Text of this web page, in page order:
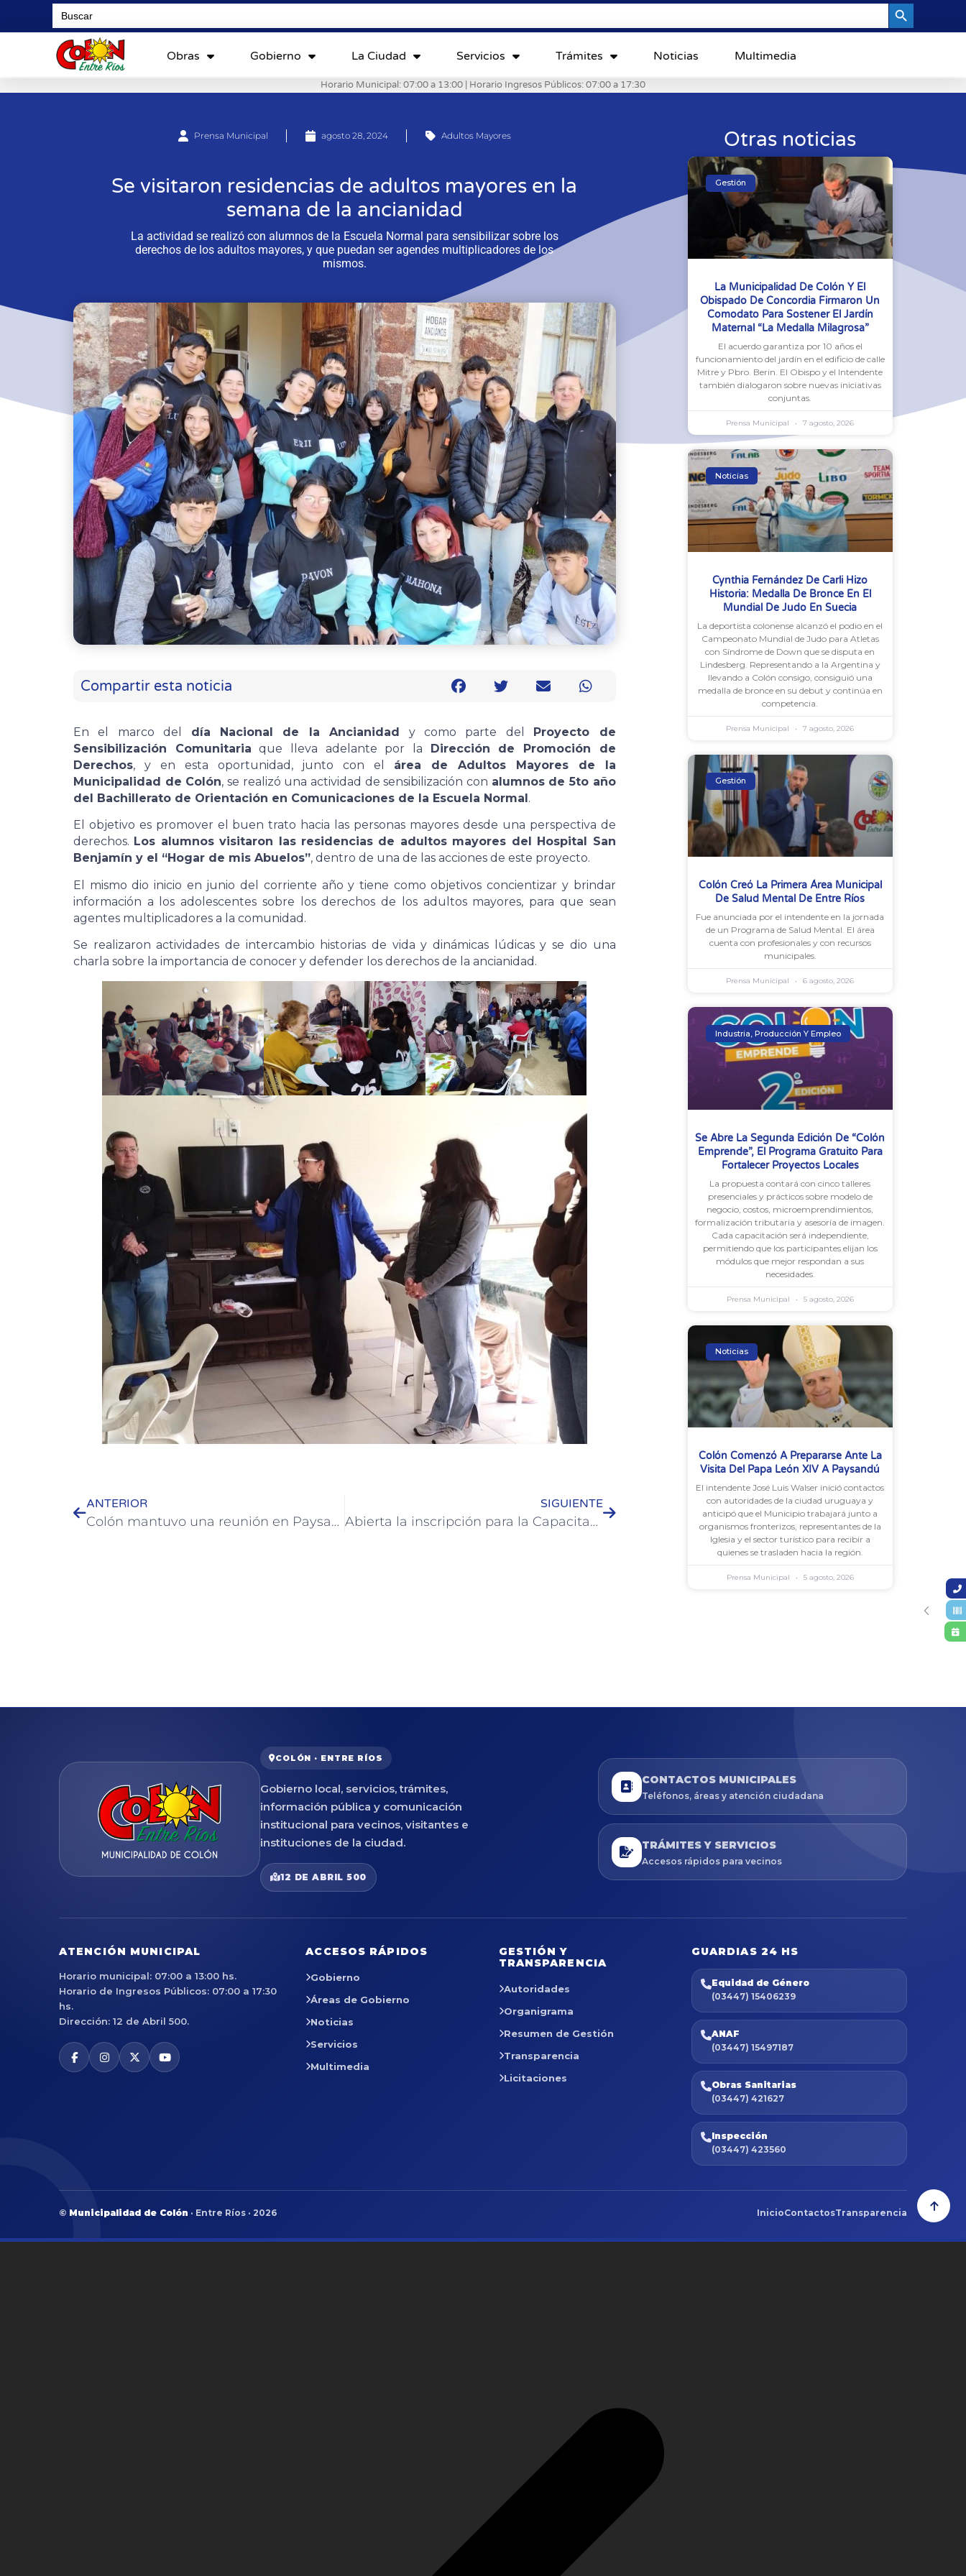
Search
for:
Obras Gobierno La Ciudad Servicios Trámites Noticias Multimedia
Horario Municipal: 07:00 a 13:00 | Horario Ingresos Públicos: 07:00 a 17:30
Prensa Municipal agosto 28, 2024 Adultos Mayores
Se visitaron residencias de adultos mayores en la
semana de la ancianidad
La actividad se realizó con alumnos de la Escuela Normal para sensibilizar sobre los
derechos de los adultos mayores, y que puedan ser agendes multiplicadores de los
mismos.
Compartir esta noticia
En el marco del día Nacional de la Ancianidad y como parte del Proyecto de
Sensibilización Comunitaria que lleva adelante por la Dirección de Promoción de
Derechos, y en esta oportunidad, junto con el área de Adultos Mayores de la
Municipalidad de Colón, se realizó una actividad de sensibilización con alumnos de 5to año
del Bachillerato de Orientación en Comunicaciones de la Escuela Normal.
El objetivo es promover el buen trato hacia las personas mayores desde una perspectiva de
derechos. Los alumnos visitaron las residencias de adultos mayores del Hospital San
Benjamín y el “Hogar de mis Abuelos”, dentro de una de las acciones de este proyecto.
El mismo dio inicio en junio del corriente año y tiene como objetivos concientizar y brindar
información a los adolescentes sobre los derechos de los adultos mayores, para que sean
agentes multiplicadores a la comunidad.
Se realizaron actividades de intercambio historias de vida y dinámicas lúdicas y se dio una
charla sobre la importancia de conocer y defender los derechos de la ancianidad.
ANTERIOR
Colón mantuvo una reunión en Paysandú para trabajar temáticas de género en conjunto
SIGUIENTE
Abierta la inscripción para la Capacitación en “Operador de Minicargadores”
Otras noticias
Gestión
La Municipalidad De Colón Y El
Obispado De Concordia Firmaron Un
Comodato Para Sostener El Jardín
Maternal “La Medalla Milagrosa”
El acuerdo garantiza por 10 años el
funcionamiento del jardín en el edificio de calle
Mitre y Pbro. Berin. El Obispo y el Intendente
también dialogaron sobre nuevas iniciativas
conjuntas.
Prensa Municipal 7 agosto, 2026
Noticias
Cynthia Fernández De Carli Hizo
Historia: Medalla De Bronce En El
Mundial De Judo En Suecia
La deportista colonense alcanzó el podio en el
Campeonato Mundial de Judo para Atletas
con Síndrome de Down que se disputa en
Lindesberg. Representando a la Argentina y
llevando a Colón consigo, consiguió una
medalla de bronce en su debut y continúa en
competencia.
Prensa Municipal 7 agosto, 2026
Gestión
Colón Creó La Primera Área Municipal
De Salud Mental De Entre Ríos
Fue anunciada por el intendente en la jornada
de un Programa de Salud Mental. El área
cuenta con profesionales y con recursos
municipales.
Prensa Municipal 6 agosto, 2026
Industria, Producción Y Empleo
Se Abre La Segunda Edición De “Colón
Emprende”, El Programa Gratuito Para
Fortalecer Proyectos Locales
La propuesta contará con cinco talleres
presenciales y prácticos sobre modelo de
negocio, costos, microemprendimientos,
formalización tributaria y asesoría de imagen.
Cada capacitación será independiente,
permitiendo que los participantes elijan los
módulos que mejor respondan a sus
necesidades.
Prensa Municipal 5 agosto, 2026
Noticias
Colón Comenzó A Prepararse Ante La
Visita Del Papa León XIV A Paysandú
El intendente José Luis Walser inició contactos
con autoridades de la ciudad uruguaya y
anticipó que el Municipio trabajará junto a
organismos fronterizos, representantes de la
Iglesia y el sector turístico para recibir a
quienes se trasladen hacia la región.
Prensa Municipal 5 agosto, 2026
COLÓN · ENTRE RÍOS
Gobierno local, servicios, trámites,
información pública y comunicación
institucional para vecinos, visitantes e
instituciones de la ciudad.
12 DE ABRIL 500
CONTACTOS MUNICIPALES
Teléfonos, áreas y atención ciudadana
TRÁMITES Y SERVICIOS
Accesos rápidos para vecinos
ATENCIÓN MUNICIPAL
Horario municipal: 07:00 a 13:00 hs.
Horario de Ingresos Públicos: 07:00 a 17:30
hs.
Dirección: 12 de Abril 500.
ACCESOS RÁPIDOS
Gobierno
Áreas de Gobierno
Noticias
Servicios
Multimedia
GESTIÓN Y
TRANSPARENCIA
Autoridades
Organigrama
Resumen de Gestión
Transparencia
Licitaciones
GUARDIAS 24 HS
Equidad de Género
(03447) 15406239
ANAF
(03447) 15497187
Obras Sanitarias
(03447) 421627
Inspección
(03447) 423560
© Municipalidad de Colón · Entre Ríos · 2026 InicioContactosTransparencia